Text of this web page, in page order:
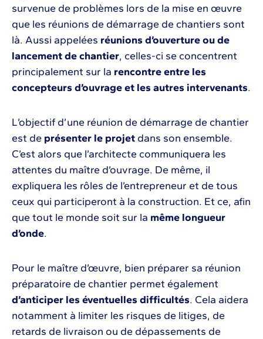
survenue de problèmes lors de la mise en œuvre
que les réunions de démarrage de chantiers sont
là. Aussi appelées réunions d’ouverture ou de
lancement de chantier, celles-ci se concentrent
principalement sur la rencontre entre les
concepteurs d’ouvrage et les autres intervenants.
L’objectif d’une réunion de démarrage de chantier
est de présenter le projet dans son ensemble.
C’est alors que l’architecte communiquera les
attentes du maître d’ouvrage. De même, il
expliquera les rôles de l’entrepreneur et de tous
ceux qui participeront à la construction. Et ce, afin
que tout le monde soit sur la même longueur
d’onde.
Pour le maître d’œuvre, bien préparer sa réunion
préparatoire de chantier permet également
d’anticiper les éventuelles difficultés. Cela aidera
notamment à limiter les risques de litiges, de
retards de livraison ou de dépassements de